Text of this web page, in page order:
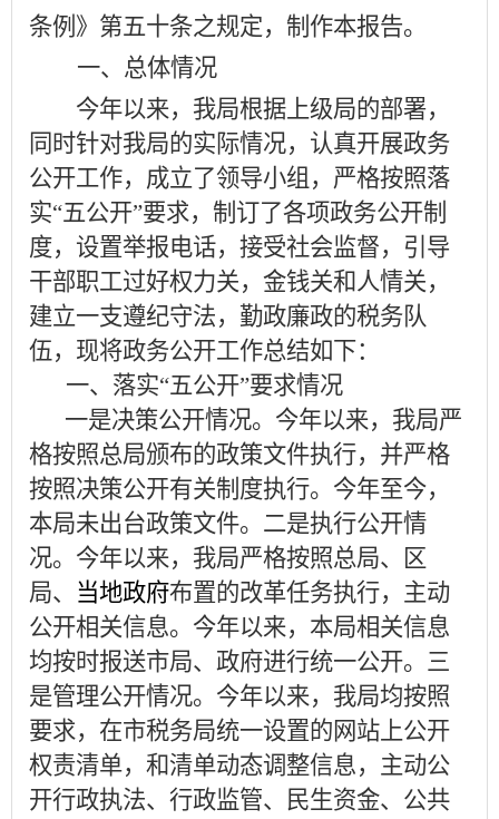
条例》第五十条之规定，制作本报告。
一、总体情况
今年以来，我局根据上级局的部署，
同时针对我局的实际情况，认真开展政务
公开工作，成立了领导小组，严格按照落
实“五公开”要求，制订了各项政务公开制
度，设置举报电话，接受社会监督，引导
干部职工过好权力关，金钱关和人情关，
建立一支遵纪守法，勤政廉政的税务队
伍，现将政务公开工作总结如下：
一、落实“五公开”要求情况
一是决策公开情况。今年以来，我局严
格按照总局颁布的政策文件执行，并严格
按照决策公开有关制度执行。今年至今，
本局未出台政策文件。二是执行公开情
况。今年以来，我局严格按照总局、区
局、 当地政府布置的改革任务执行，主动
公开相关信息。今年以来，本局相关信息
均按时报送市局、政府进行统一公开。三
是管理公开情况。今年以来，我局均按照
要求，在市税务局统一设置的网站上公开
权责清单，和清单动态调整信息， 主动公
开行政执法、行政监管、民生资金、公共